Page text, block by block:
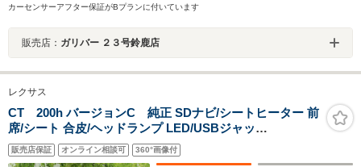
カーセンサーアフター保証がBプランに付いています
販売店： ガリバー ２３号鈴鹿店
レクサス
CT 200h バージョンC 純正 SDナビ/シートヒーター 前
席/シート 合皮/ヘッドランプ LED/USBジャッ
ク/Bluetooth接続/ETC/EBD付ABS/横滑り防止装置/アイ
ドリングストップ/クルーズコントロール
販売店保証 オンライン相談可 360°画像付